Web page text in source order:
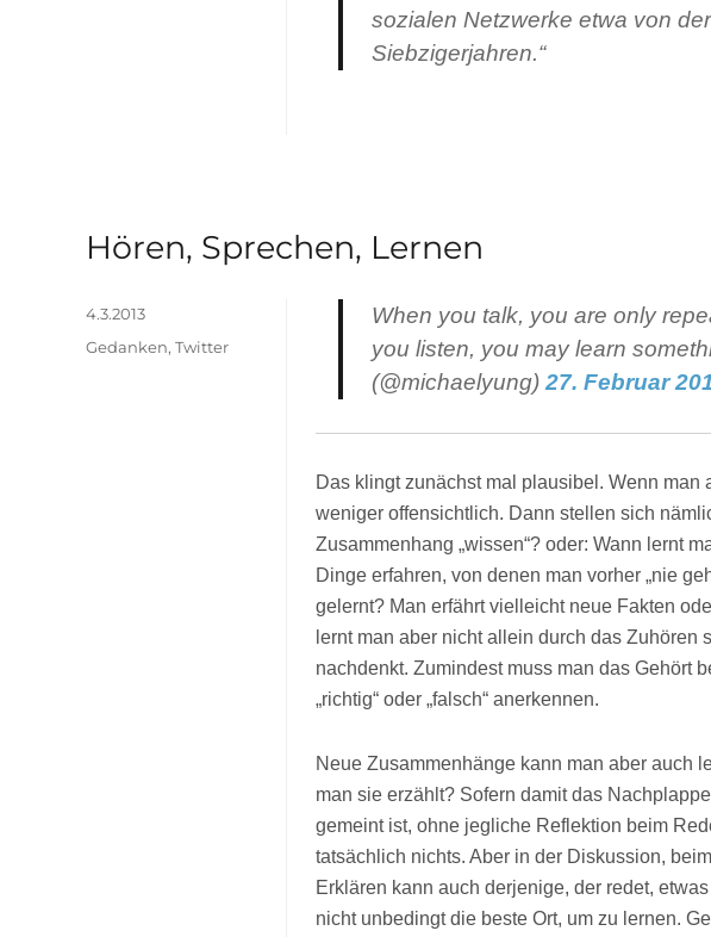
sozialen Netzwerke etwa von
Siebzigerjahren.“
Hören, Sprechen, Lernen
When you talk, you are only
you listen, you may learn
(@michaelyung) 27. Februar
Das klingt zunächst mal plausibel. Wenn
weniger offensichtlich. Dann stellen sich
Zusammenhang „wissen“? oder: Wann lernt
Dinge erfahren, von denen man vorher „nie
gelernt? Man erfährt vielleicht neue Fakten
lernt man aber nicht allein durch das Zuhören
nachdenkt. Zumindest muss man das Gehört
„richtig“ oder „falsch“ anerkennen.
Neue Zusammenhänge kann man aber auch
man sie erzählt? Sofern damit das
gemeint ist, ohne jegliche Reflektion beim
tatsächlich nichts. Aber in der Diskussion,
Erklären kann auch derjenige, der redet,
nicht unbedingt die beste Ort, um zu lernen.
Veröffentlicht
4.3.2013
Kategorien
Gedanken, Twitter